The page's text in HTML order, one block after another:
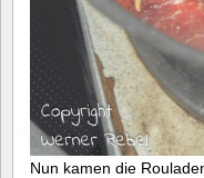
Nun kamen die